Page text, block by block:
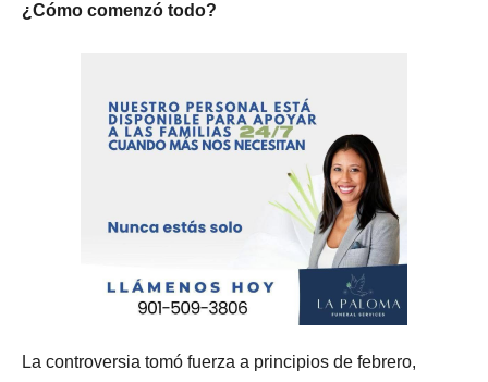
¿Cómo comenzó todo?
La controversia tomó fuerza a principios de febrero,